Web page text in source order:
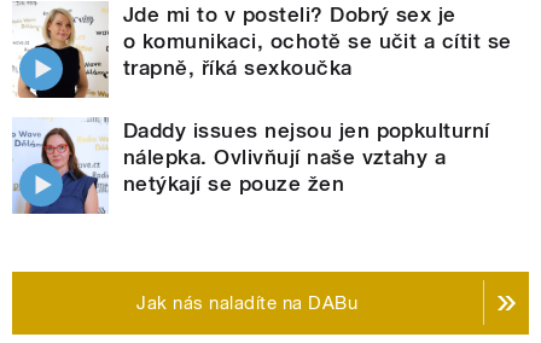
Jde mi to v posteli? Dobrý sex je
o komunikaci, ochotě se učit a cítit se
trapně, říká sexkoučka
Daddy issues nejsou jen popkulturní
nálepka. Ovlivňují naše vztahy a
netýkají se pouze žen
Jak nás naladíte na DABu